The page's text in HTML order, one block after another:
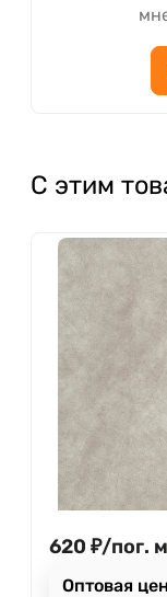
С этим
620 ₽/пог. м
Оптовая